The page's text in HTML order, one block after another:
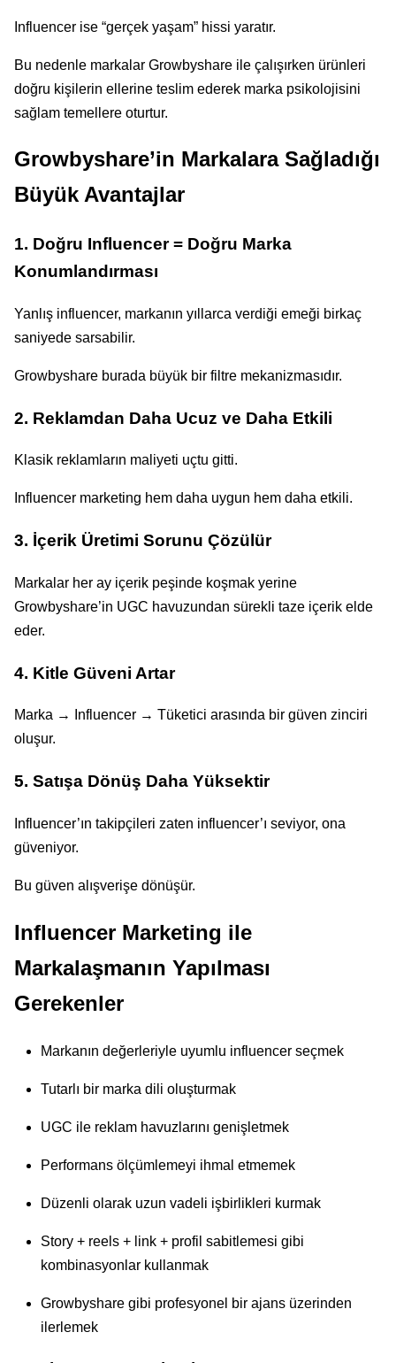
Influencer ise “gerçek yaşam” hissi yaratır.
Bu nedenle markalar Growbyshare ile çalışırken ürünleri
doğru kişilerin ellerine teslim ederek marka psikolojisini
sağlam temellere oturtur.
Growbyshare’in Markalara Sağladığı
Büyük Avantajlar
1. Doğru Influencer = Doğru Marka
Konumlandırması
Yanlış influencer, markanın yıllarca verdiği emeği birkaç
saniyede sarsabilir.
Growbyshare burada büyük bir filtre mekanizmasıdır.
2. Reklamdan Daha Ucuz ve Daha Etkili
Klasik reklamların maliyeti uçtu gitti.
Influencer marketing hem daha uygun hem daha etkili.
3. İçerik Üretimi Sorunu Çözülür
Markalar her ay içerik peşinde koşmak yerine
Growbyshare’in UGC havuzundan sürekli taze içerik elde
eder.
4. Kitle Güveni Artar
Marka → Influencer → Tüketici arasında bir güven zinciri
oluşur.
5. Satışa Dönüş Daha Yüksektir
Influencer’ın takipçileri zaten influencer’ı seviyor, ona
güveniyor.
Bu güven alışverişe dönüşür.
Influencer Marketing ile
Markalaşmanın Yapılması
Gerekenler
Markanın değerleriyle uyumlu influencer seçmek
Tutarlı bir marka dili oluşturmak
UGC ile reklam havuzlarını genişletmek
Performans ölçümlemeyi ihmal etmemek
Düzenli olarak uzun vadeli işbirlikleri kurmak
Story + reels + link + profil sabitlemesi gibi
kombinasyonlar kullanmak
Growbyshare gibi profesyonel bir ajans üzerinden
ilerlemek